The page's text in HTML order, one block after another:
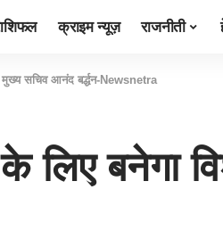
क्राइम न्यूज़ राजनीती
मुख्य सचिव आनंद बर्द्धन-Newsnetra
लिए बनेगा